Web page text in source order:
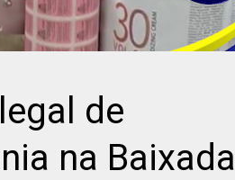
de
na Baixada